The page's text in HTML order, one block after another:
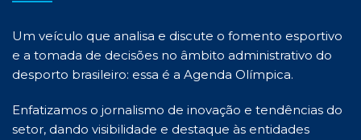
Um veículo que analisa e discute o fomento esportivo
e a tomada de decisões no âmbito administrativo do
desporto brasileiro: essa é a Agenda Olímpica.
Enfatizamos o jornalismo de inovação e tendências do
setor, dando visibilidade e destaque às entidades